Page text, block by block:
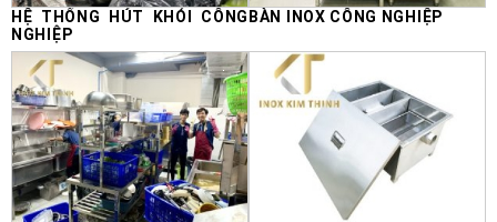
HỆ THỐNG HÚT KHÓI CÔNG
NGHIỆP
BÀN INOX CÔNG NGHIỆP